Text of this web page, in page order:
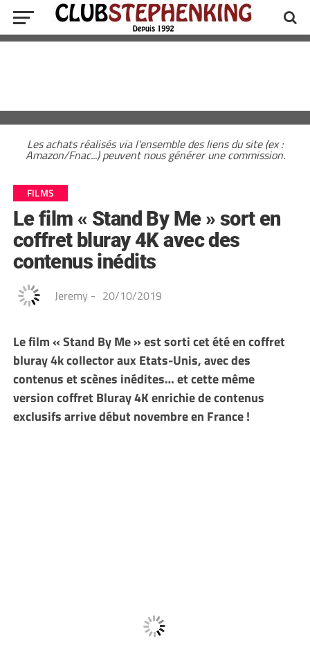
Les achats réalisés via l'ensemble des liens du site (ex :
Amazon/Fnac...) peuvent nous générer une commission.
FILMS
Le film « Stand By Me » sort en
coffret bluray 4K avec des
contenus inédits
Jeremy - 20/10/2019
Le film « Stand By Me » est sorti cet été en coffret
bluray 4k collector aux Etats-Unis, avec des
contenus et scènes inédites… et cette même
version coffret Bluray 4K enrichie de contenus
exclusifs arrive début novembre en France !